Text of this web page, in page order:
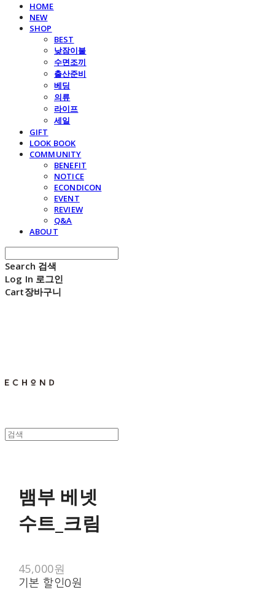
HOME
NEW
SHOP
BEST
낮잠이불
수면조끼
출산준비
베딩
의류
라이프
세일
GIFT
LOOK BOOK
COMMUNITY
BENEFIT
NOTICE
ECONDICON
EVENT
REVIEW
Q&A
ABOUT
Search 검색
Log In 로그인
Cart장바구니
뱀부 베넷
수트_크림
45,000원
기본 할인0원